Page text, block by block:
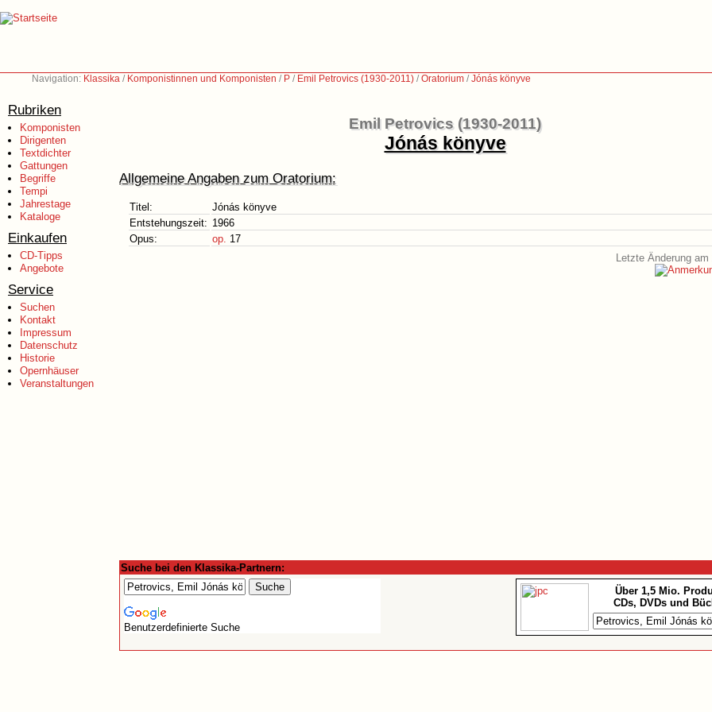
Navigation: Klassika / Komponistinnen und Komponisten / P / Emil Petrovics (1930-2011) /Oratorium /Jónás könyve
Rubriken
Komponisten
Dirigenten
Textdichter
Gattungen
Begriffe
Tempi
Jahrestage
Kataloge
Einkaufen
CD-Tipps
Angebote
Service
Suchen
Kontakt
Impressum
Datenschutz
Historie
Opernhäuser
Veranstaltungen
Emil Petrovics (1930-2011)
Jónás könyve
Allgemeine Angaben zum Oratorium:
Titel:
Jónás könyve
Entstehungszeit: 1966
Opus:
op. 17
Letzte Änderung
Suche bei den Klassika-Partnern:
Benutzerdefinierte Suche
Über 1,5 Mio.
CDs, DVDs und